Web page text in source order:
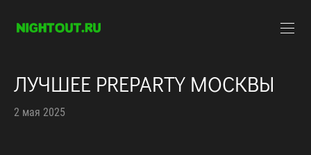
ЛУЧШЕЕ PREPARTY МОСКВЫ
2 мая 2025